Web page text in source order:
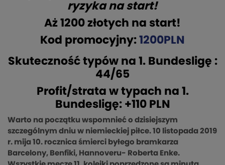
ryzyka na start!
Aż 1200 złotych na start!
Kod promocyjny: 1200PLN
Skuteczność typów na 1. Bundesligę :
44/65
Profit/strata w typach na 1.
Bundesligę: +110 PLN
Warto na początku wspomnieć o dzisiejszym
szczególnym dniu w niemieckiej piłce. 10 listopada 2019
r. mija 10. rocznica śmierci byłego bramkarza
Barcelony, Benfiki, Hannoveru- Roberta Enke.